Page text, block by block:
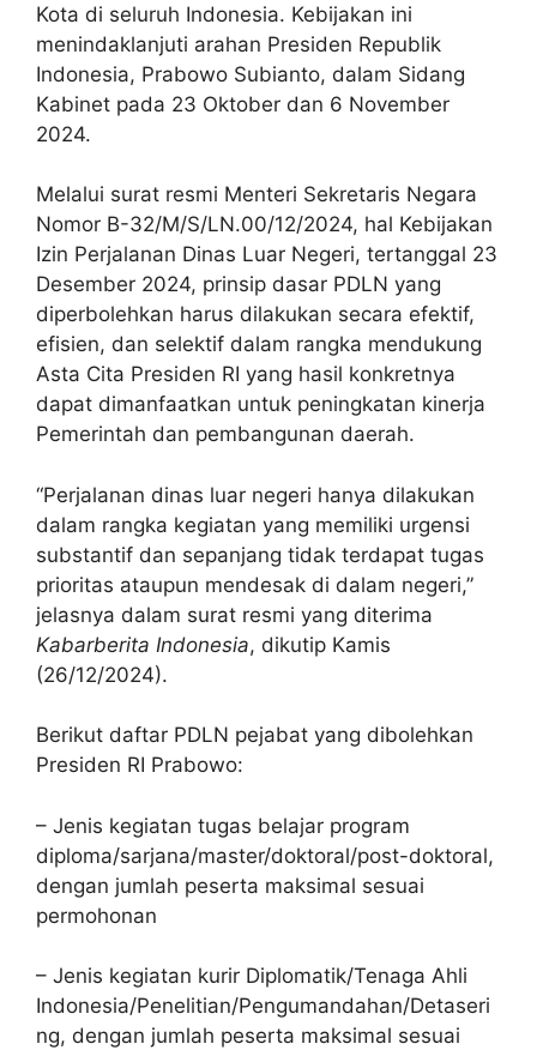
Kota di seluruh Indonesia. Kebijakan ini
menindaklanjuti arahan Presiden Republik
Indonesia, Prabowo Subianto, dalam Sidang
Kabinet pada 23 Oktober dan 6 November
2024.
Melalui surat resmi Menteri Sekretaris Negara
Nomor B-32/M/S/LN.00/12/2024, hal Kebijakan
Izin Perjalanan Dinas Luar Negeri, tertanggal 23
Desember 2024, prinsip dasar PDLN yang
diperbolehkan harus dilakukan secara efektif,
efisien, dan selektif dalam rangka mendukung
Asta Cita Presiden RI yang hasil konkretnya
dapat dimanfaatkan untuk peningkatan kinerja
Pemerintah dan pembangunan daerah.
“Perjalanan dinas luar negeri hanya dilakukan
dalam rangka kegiatan yang memiliki urgensi
substantif dan sepanjang tidak terdapat tugas
prioritas ataupun mendesak di dalam negeri,”
jelasnya dalam surat resmi yang diterima
Kabarberita Indonesia, dikutip Kamis
(26/12/2024).
Berikut daftar PDLN pejabat yang dibolehkan
Presiden RI Prabowo:
– Jenis kegiatan tugas belajar program
diploma/sarjana/master/doktoral/post-doktoral,
dengan jumlah peserta maksimal sesuai
permohonan
– Jenis kegiatan kurir Diplomatik/Tenaga Ahli
Indonesia/Penelitian/Pengumandahan/Detaseri
ng, dengan jumlah peserta maksimal sesuai